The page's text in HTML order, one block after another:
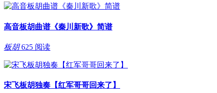
高音板胡曲谱《秦川新歌》简谱
板胡 625 阅读
宋飞板胡独奏【红军哥哥回来了】